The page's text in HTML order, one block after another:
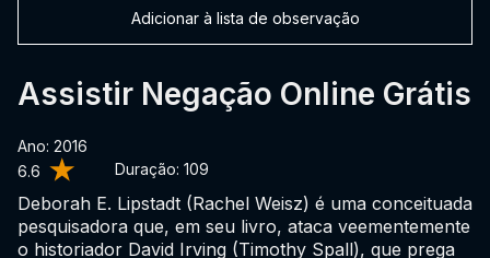
6.6 Duração: 109
Assistir Negação Online Grátis
Ano: 2016
Deborah E. Lipstadt (Rachel Weisz) é uma conceituada
pesquisadora que, em seu livro, ataca veementemente
o historiador David Irving (Timothy Spall), que prega
Adicionar à lista de observação